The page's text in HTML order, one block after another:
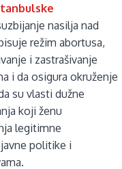
nasilja nad
režim abortusa,
i zastrašivanje
i da osigura okruženje
su vlasti dužne
koji ženu
legitimne
politike i